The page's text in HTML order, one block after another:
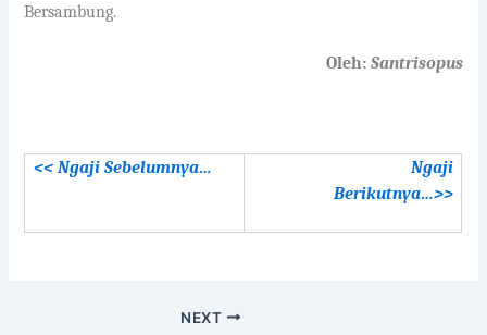
Bersambung.
Oleh: Santrisopus
<< Ngaji Sebelumnya…
Ngaji
Berikutnya…>>
NEXT